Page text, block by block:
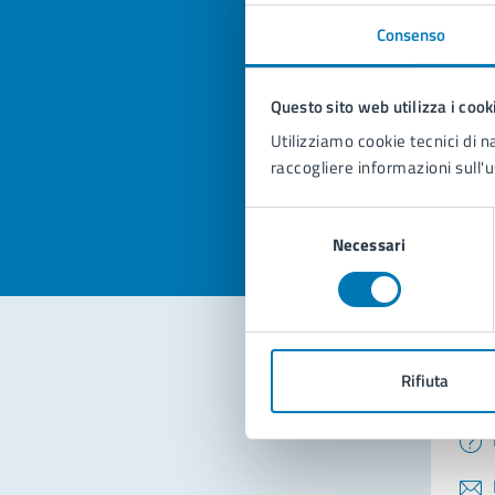
Consenso
Questo sito web utilizza i
Utilizziamo cookie tecnici di
raccogliere informazioni
Necessari
Rifiuta
Valuta la